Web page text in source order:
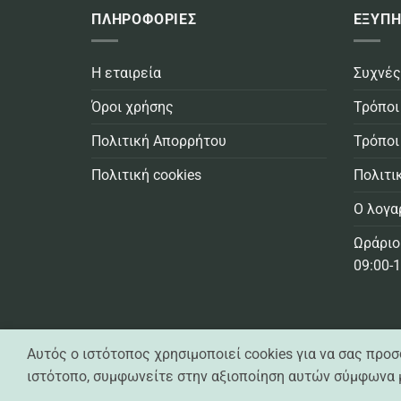
ΠΛΗΡΟΦΟΡΙΕΣ
Η εταιρεία
Όροι χρήσης
Πολιτική Απορρήτου
Πολιτική cookies
Ο
09:00-
Casa Practika © 2021 -2026 - All Rights Reserved
Created byExelixisnet
Αυτός ο ιστότοπος χρησιμοποιεί cookies για να σας
ιστότοπο, συμφωνείτε στην αξιοποίηση αυτών σύμφωνα